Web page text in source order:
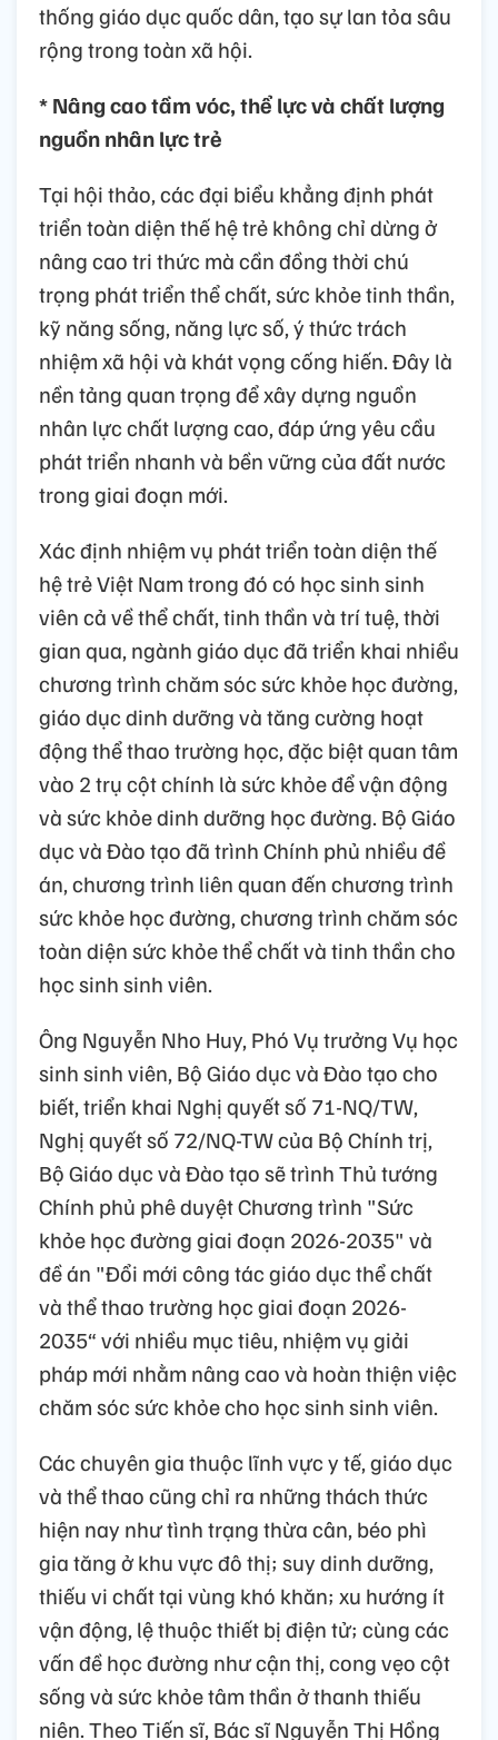
thống giáo dục quốc dân, tạo sự lan tỏa sâu
rộng trong toàn xã hội.
* Nâng cao tầm vóc, thể lực và chất lượng
nguồn nhân lực trẻ
Tại hội thảo, các đại biểu khẳng định phát
triển toàn diện thế hệ trẻ không chỉ dừng ở
nâng cao tri thức mà cần đồng thời chú
trọng phát triển thể chất, sức khỏe tinh thần,
kỹ năng sống, năng lực số, ý thức trách
nhiệm xã hội và khát vọng cống hiến. Đây là
nền tảng quan trọng để xây dựng nguồn
nhân lực chất lượng cao, đáp ứng yêu cầu
phát triển nhanh và bền vững của đất nước
trong giai đoạn mới.
Xác định nhiệm vụ phát triển toàn diện thế
hệ trẻ Việt Nam trong đó có học sinh sinh
viên cả về thể chất, tinh thần và trí tuệ, thời
gian qua, ngành giáo dục đã triển khai nhiều
chương trình chăm sóc sức khỏe học đường,
giáo dục dinh dưỡng và tăng cường hoạt
động thể thao trường học, đặc biệt quan tâm
vào 2 trụ cột chính là sức khỏe để vận động
và sức khỏe dinh dưỡng học đường. Bộ Giáo
dục và Đào tạo đã trình Chính phủ nhiều đề
án, chương trình liên quan đến chương trình
sức khỏe học đường, chương trình chăm sóc
toàn diện sức khỏe thể chất và tinh thần cho
học sinh sinh viên.
Ông Nguyễn Nho Huy, Phó Vụ trưởng Vụ học
sinh sinh viên, Bộ Giáo dục và Đào tạo cho
biết, triển khai Nghị quyết số 71-NQ/TW,
Nghị quyết số 72/NQ-TW của Bộ Chính trị,
Bộ Giáo dục và Đào tạo sẽ trình Thủ tướng
Chính phủ phê duyệt Chương trình "Sức
khỏe học đường giai đoạn 2026-2035" và
đề án "Đổi mới công tác giáo dục thể chất
và thể thao trường học giai đoạn 2026-
2035“ với nhiều mục tiêu, nhiệm vụ giải
pháp mới nhằm nâng cao và hoàn thiện việc
chăm sóc sức khỏe cho học sinh sinh viên.
Các chuyên gia thuộc lĩnh vực y tế, giáo dục
và thể thao cũng chỉ ra những thách thức
hiện nay như tình trạng thừa cân, béo phì
gia tăng ở khu vực đô thị; suy dinh dưỡng,
thiếu vi chất tại vùng khó khăn; xu hướng ít
vận động, lệ thuộc thiết bị điện tử; cùng các
vấn đề học đường như cận thị, cong vẹo cột
sống và sức khỏe tâm thần ở thanh thiếu
niên. Theo Tiến sĩ, Bác sĩ Nguyễn Thị Hồng